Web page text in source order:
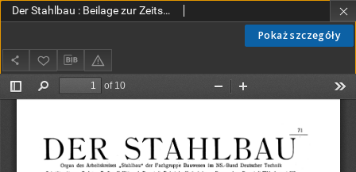
Pokaż szczegóły
Der Stahlbau : Beilage zur Zeitschrift Die Bautechnik Jg. 17 H. 16-17 (1944)